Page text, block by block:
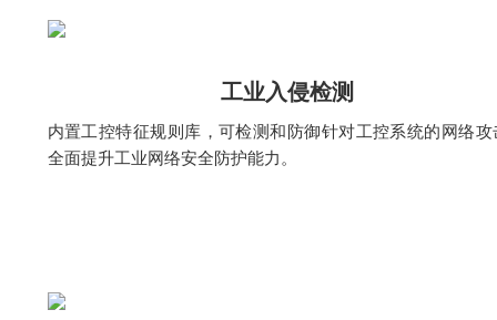
工业入侵检测
内置工控特征规则库，可检测和防御针对工控系统的网络攻
全面提升工业网络安全防护能力。